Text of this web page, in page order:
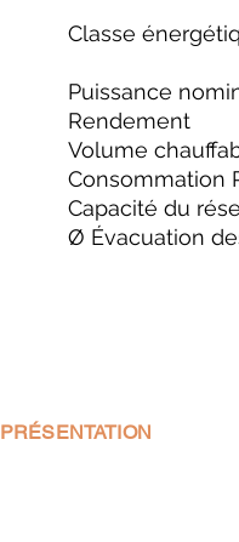
Classe
Puissance
Rendement
Volume
Consommation
Capacité du
Ø Évacuation
PRÉSENTATION